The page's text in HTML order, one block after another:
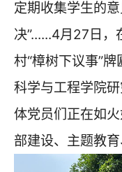
定期收集学生的
决”......4月27日
村“樟树下议事”
科学与工程学院
体党员们正在如
部建设、主题教育